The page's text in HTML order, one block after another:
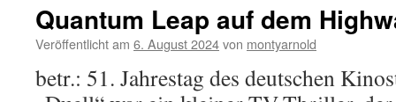
Quantum Leap auf dem
Veröffentlicht am 6. August 2024von montyarnold
betr.: 51. Jahrestag des deutschen